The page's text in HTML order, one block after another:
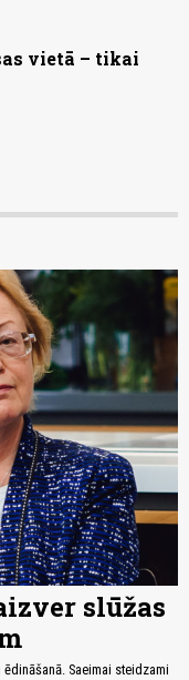
vietā – tikai
slūžas
Saeimai steidzami